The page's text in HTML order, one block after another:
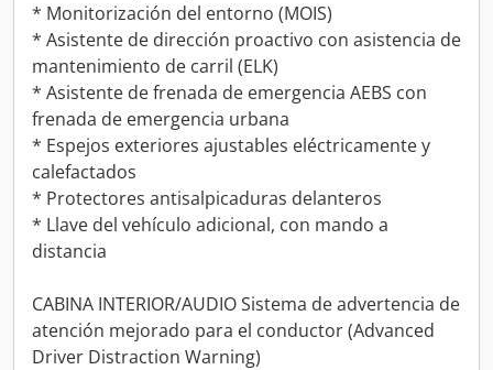
* Monitorización del entorno (MOIS)
* Asistente de dirección proactivo con asistencia de
mantenimiento de carril (ELK)
* Asistente de frenada de emergencia AEBS con
frenada de emergencia urbana
* Espejos exteriores ajustables eléctricamente y
calefactados
* Protectores antisalpicaduras delanteros
* Llave del vehículo adicional, con mando a
distancia
CABINA INTERIOR/AUDIO Sistema de advertencia de
atención mejorado para el conductor (Advanced
Driver Distraction Warning)